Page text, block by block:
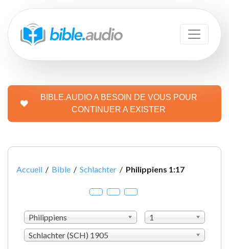
BIBLE.AUDIO A BESOIN DE VOUS POUR
CONTINUER A EXISTER
Accueil / Bible / Schlachter / Philippiens 1:17
Philippiens
1
Schlachter (SCH) 1905